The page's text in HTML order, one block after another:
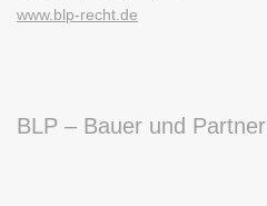
www.blp-recht.de
BLP – Bauer und Partner